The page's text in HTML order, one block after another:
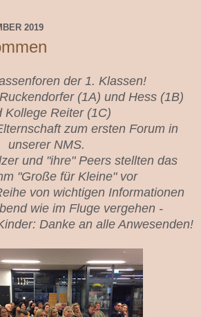
2019
der 1. Klassen!
(1A) und Hess (1B)
Kollege Reiter (1C)
zum ersten Forum in
unserer NMS.
und "ihre" Peers stellten das
"Große für Kleine" vor
von wichtigen Informationen
wie im Fluge vergehen -
Danke an alle Anwesenden!